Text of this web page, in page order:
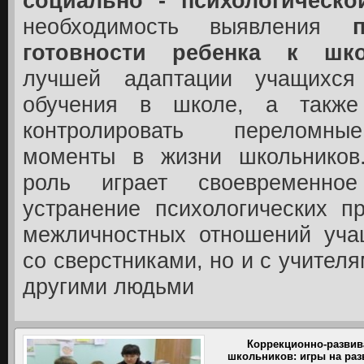
необходимость выявления
готовности ребенка к
лучшей адаптации
обучения в школе, а также
контролировать
моменты в жизни
роль играет
устранение психологических
межличностных отношений
со сверстниками, но и с
другими людьми
Коррекционно-
школьников: игры на